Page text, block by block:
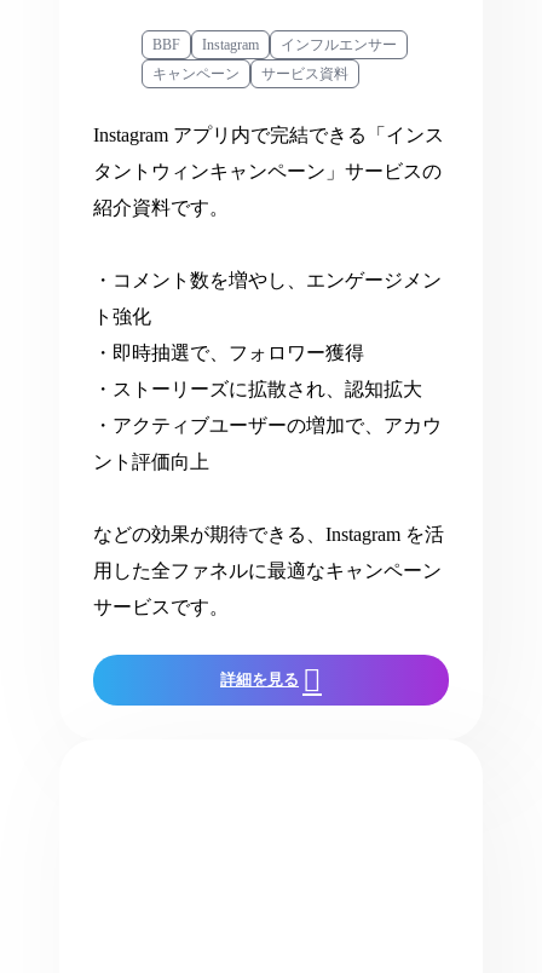
BBF Instagram
インフルエンサー
キャンペーン
サービス資料
Instagram アプリ内で完結できる「インス
タントウィンキャンペーン」サービスの
紹介資料です。
・コメント数を増やし、エンゲージメン
ト強化
・即時抽選で、フォロワー獲得
・ストーリーズに拡散され、認知拡大
・アクティブユーザーの増加で、アカウ
ント評価向上
などの効果が期待できる、Instagram を活
用した全ファネルに最適なキャンペーン
サービスです。
詳細を見る